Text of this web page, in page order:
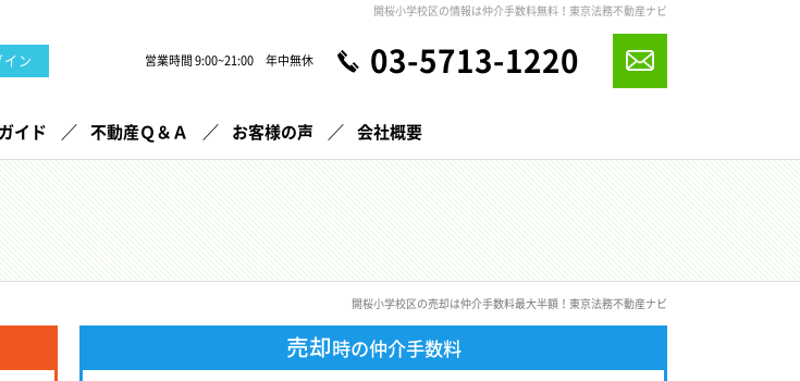
開桜小学校区の情報は仲介手数料無料！東京法務不動産ナビ
イン 営業時間 9:00~21:00 年中無休 03-5713-1220
イド 不動産Ｑ＆Ａ お客様の声 会社概要
開桜小学校区の売却は仲介手数料最大半額！東京法務不動産ナビ
売却時の仲介手数料